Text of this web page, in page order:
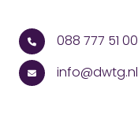
088 777 51 00
info@dwtg.nl